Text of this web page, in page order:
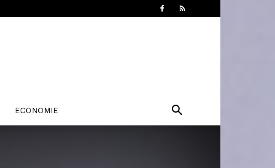
ECONOMIE